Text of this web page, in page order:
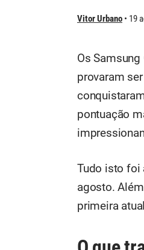
Vitor Urbano 19
Os
provaram
pontuação
Tudo isto foi
agosto.
primeira